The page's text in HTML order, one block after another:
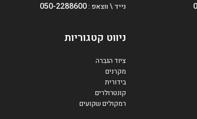
נייד \ ווצאפ :050-2288600
ניווט קטגוריות
ציוד הגברה
מקרנים
בידורית
קונטרולרים
רמקולים שקועים